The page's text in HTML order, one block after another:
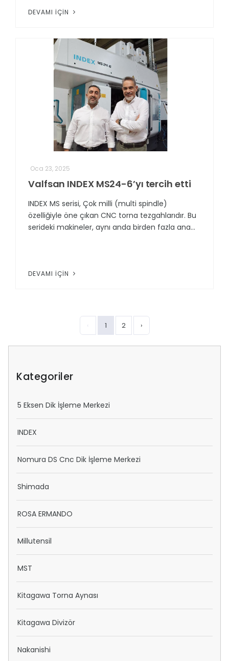
DEVAMI İÇIN
Oca 23, 2025
Valfsan INDEX MS24-6’yı tercih etti
INDEX MS serisi, Çok milli (multi spindle)
özelliğiyle öne çıkan CNC torna tezgahlarıdır. Bu
serideki makineler, aynı anda birden fazla ana...
DEVAMI İÇIN
‹ 1 2 ›
Kategoriler
5 Eksen Dik İşleme Merkezi
INDEX
Nomura DS Cnc Dik İşleme Merkezi
Shimada
ROSA ERMANDO
Millutensil
MST
Kitagawa Torna Aynası
Kitagawa Divizör
Nakanishi